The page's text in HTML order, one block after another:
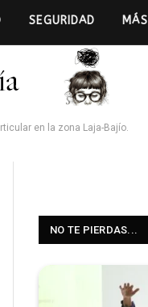
SEGURIDAD MÁS
en la zona Laja-Bajío.
NO TE PIERDAS...